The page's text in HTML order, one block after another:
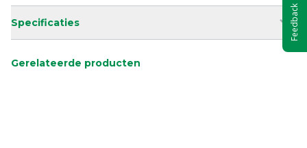
Specificaties
Gerelateerde producten
Feedback